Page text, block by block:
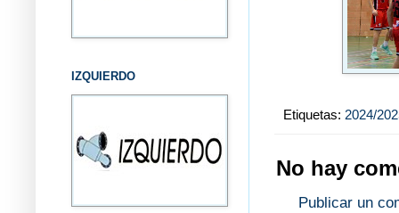
Etiquetas: 2024/
No hay
Publicar un
IZQUIERDO